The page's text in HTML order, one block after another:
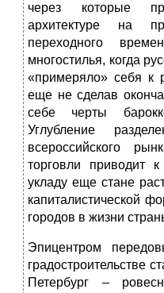
через которые
архитектуре на
переходного
многостилья, когда
«примеряло» себя к
еще не сделав
себе черты
Углубление
всероссийского
торговли приводит
укладу еще стане
капиталистической
городов в жизни
Эпицентром
градостроительстве
Петербург –